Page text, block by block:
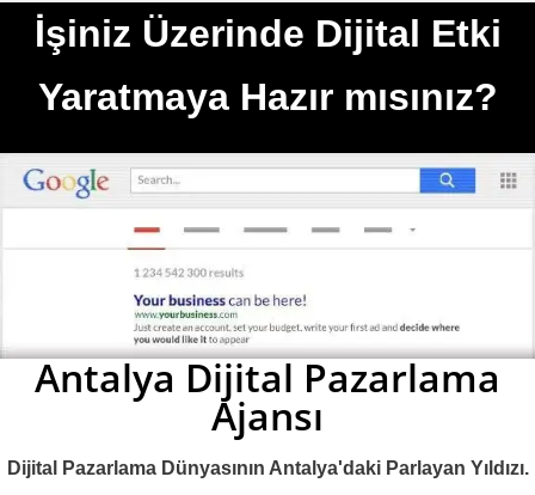
İşiniz Üzerinde Dijital Etki
Yaratmaya Hazır mısınız?
Antalya Dijital Pazarlama
Ajansı
Dijital Pazarlama Dünyasının Antalya'daki Parlayan Yıldızı.